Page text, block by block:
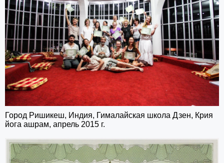
Город Ришикеш, Индия, Гималайская школа Дзен, Крия
йога ашрам, апрель 2015 г.